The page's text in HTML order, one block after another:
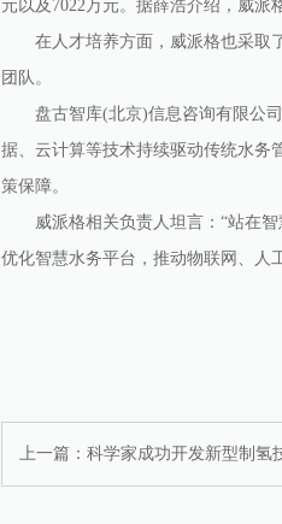
元以及7022万元。据薛浩介绍，威派
在人才培养方面，威派格也采取了
团队。
盘古智库(北京)信息咨询有限公司
据、云计算等技术持续驱动传统水务
策保障。
威派格相关负责人坦言：“站在智
优化智慧水务平台，推动物联网、人
上一篇： 科学家成功开发新型制氢